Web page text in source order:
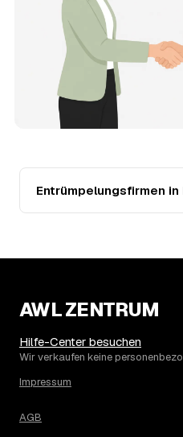
teurer?
Seit 2022 verlief die
(±1 %), mit dem bisherigen
Eine Prognose lässt sich
Daten zeigen: Wer
aktuelle Preisniveau als
wie sich der Markt
Warum schwankt der
Die Spanne ergibt sich vor
Zugänglichkeit: Ein
eher am unteren Ende, eine
Etage ohne Aufzug oder
Entrümpelungsfirmen in
AWL ZENTRUM
Hilfe-Center besuchen
Wir verkaufen keine
Impressum
AGB